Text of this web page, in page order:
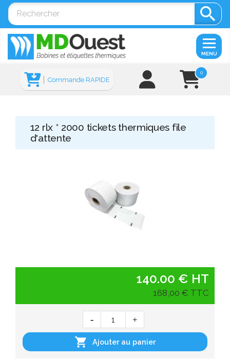

0
Commande RAPIDE
MENU
12 rlx * 2000 tickets thermiques file
d'attente
140.00 € HT
168,00 € TTC
 Ajouter au panier